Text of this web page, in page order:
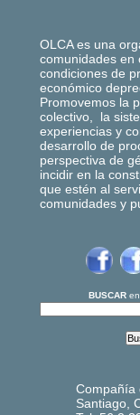
OLCA es una
comunidades en
condiciones de
económico
Promovemos la
colectivo, la
experiencias y
desarrollo de
perspectiva de
incidir en la
que estén al
comunidades y
BUSCAR en
Compañía
Santiago,